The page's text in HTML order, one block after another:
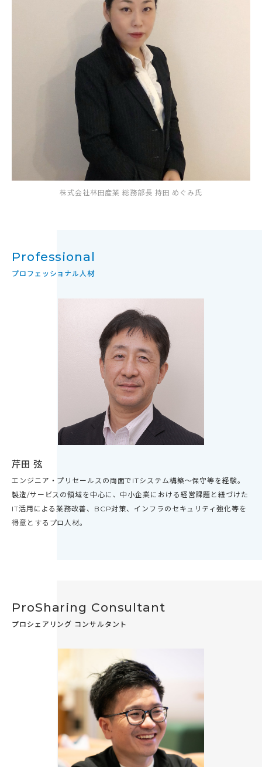
株式会社林田産業 総務部長 持田 めぐみ氏
Professional
プロフェッショナル人材
芹田 弦
エンジニア・プリセールスの両面でITシステム構築～保守等を経験。
製造/サービスの領域を中心に、中小企業における経営課題と紐づけた
IT活用による業務改善、BCP対策、インフラのセキュリティ強化等を
得意とするプロ人材。
ProSharing Consultant
プロシェアリング コンサルタント